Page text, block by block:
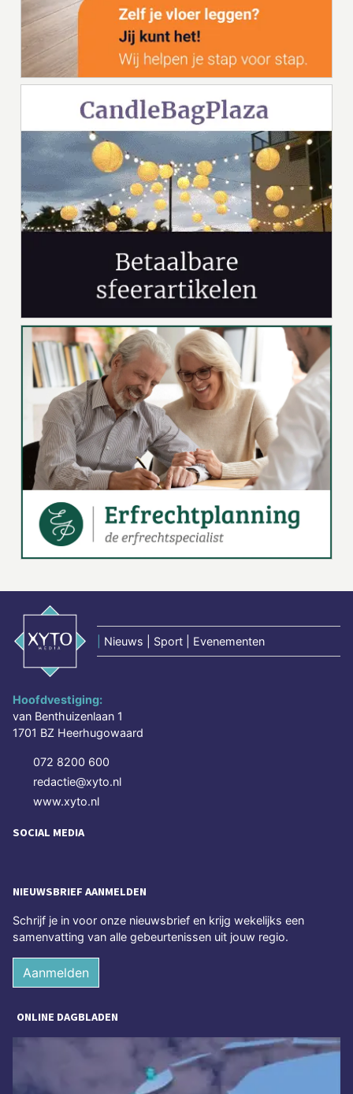
Nieuws | Sport | Evenementen
Hoofdvestiging:
van Benthuizenlaan 1
1701 BZ Heerhugowaard
072 8200 600
redactie@xyto.nl
www.xyto.nl
SOCIAL MEDIA
NIEUWSBRIEF AANMELDEN
Schrijf je in voor onze nieuwsbrief en krijg wekelijks een
samenvatting van alle gebeurtenissen uit jouw regio.
Aanmelden
ONLINE DAGBLADEN